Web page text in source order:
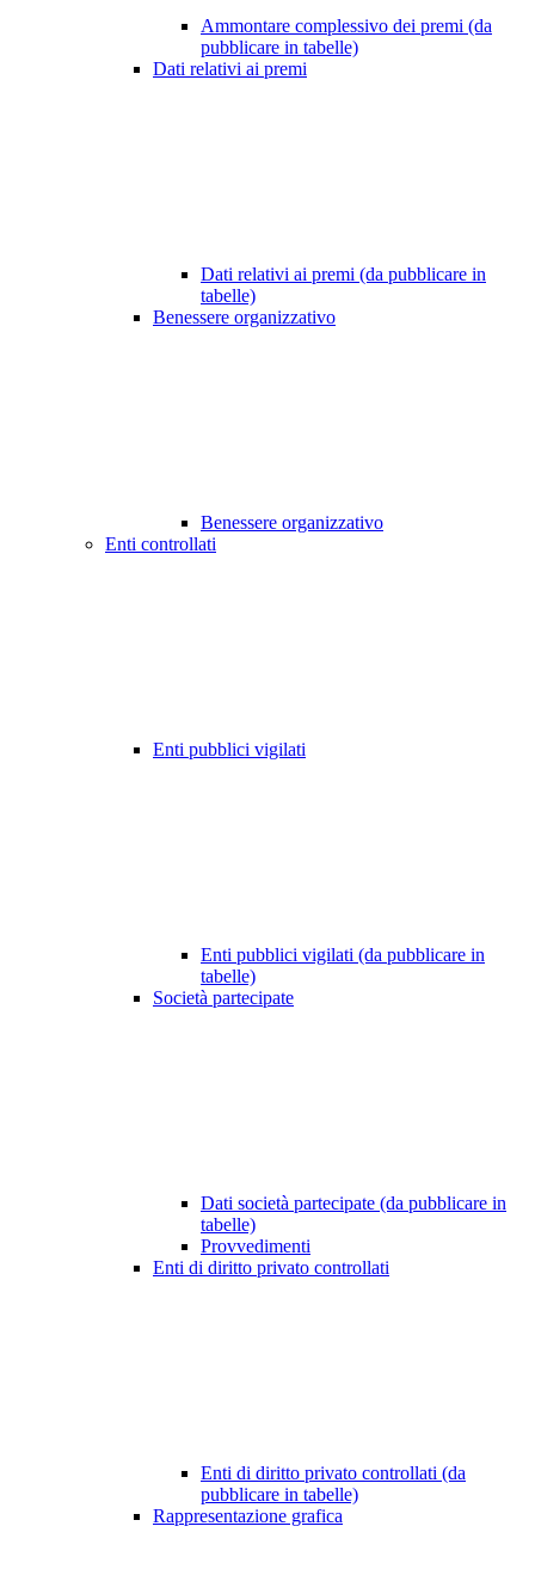
Ammontare complessivo dei premi (da
pubblicare in tabelle)
Dati relativi ai premi
Dati relativi ai premi (da pubblicare in
tabelle)
Benessere organizzativo
Benessere organizzativo
Enti controllati
Enti pubblici vigilati
Enti pubblici vigilati (da pubblicare in
tabelle)
Società partecipate
Dati società partecipate (da pubblicare in
tabelle)
Provvedimenti
Enti di diritto privato controllati
Enti di diritto privato controllati (da
pubblicare in tabelle)
Rappresentazione grafica